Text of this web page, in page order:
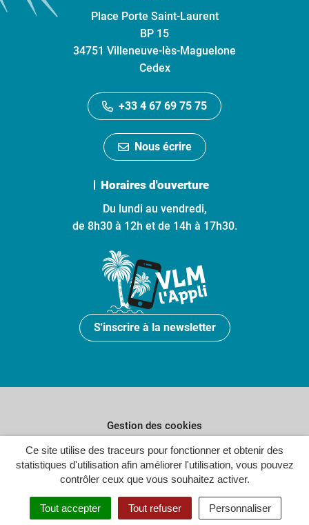
Ce site utilise des traceurs pour fonctionner et obtenir des
statistiques d'utilisation afin améliorer l'utilisation, vous pouvez
contrôler ceux que vous souhaitez activer.
Tout accepter Tout refuser Personnaliser
Place Porte Saint-Laurent
BP 15
34751 Villeneuve-lès-Maguelone
Cedex
+33 4 67 69 75 75
Nous écrire
Horaires d'ouverture
Du lundi au vendredi,
de 8h30 à 12h et de 14h à 17h30.
S'inscrire à la newsletter
Gestion des cookies
Plan du site
Politique de confidentialité
Crédits